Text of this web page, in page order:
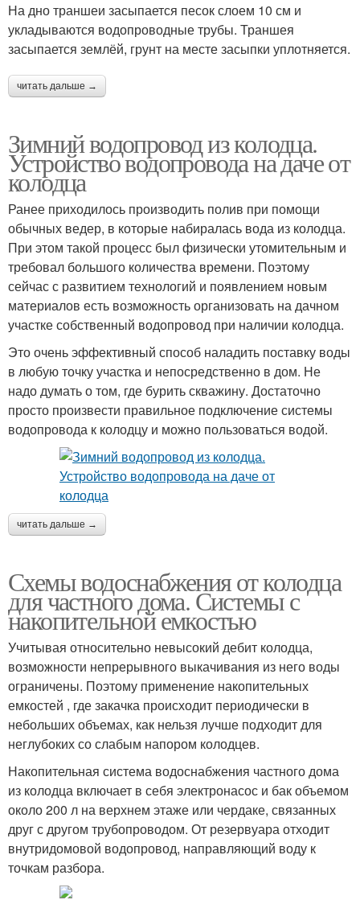
На дно траншеи засыпается песок слоем 10 см и
укладываются водопроводные трубы. Траншея
засыпается землёй, грунт на месте засыпки уплотняется.
читать дальше →
Зимний водопровод из колодца.
Устройство водопровода на даче от
колодца
Ранее приходилось производить полив при помощи
обычных ведер, в которые набиралась вода из колодца.
При этом такой процесс был физически утомительным и
требовал большого количества времени. Поэтому
сейчас с развитием технологий и появлением новым
материалов есть возможность организовать на дачном
участке собственный водопровод при наличии колодца.
Это очень эффективный способ наладить поставку воды
в любую точку участка и непосредственно в дом. Не
надо думать о том, где бурить скважину. Достаточно
просто произвести правильное подключение системы
водопровода к колодцу и можно пользоваться водой.
читать дальше →
Схемы водоснабжения от колодца
для частного дома. Системы с
накопительной емкостью
Учитывая относительно невысокий дебит колодца,
возможности непрерывного выкачивания из него воды
ограничены. Поэтому применение накопительных
емкостей , где закачка происходит периодически в
небольших объемах, как нельзя лучше подходит для
неглубоких со слабым напором колодцев.
Накопительная система водоснабжения частного дома
из колодца включает в себя электронасос и бак объемом
около 200 л на верхнем этаже или чердаке, связанных
друг с другом трубопроводом. От резервуара отходит
внутридомовой водопровод, направляющий воду к
точкам разбора.